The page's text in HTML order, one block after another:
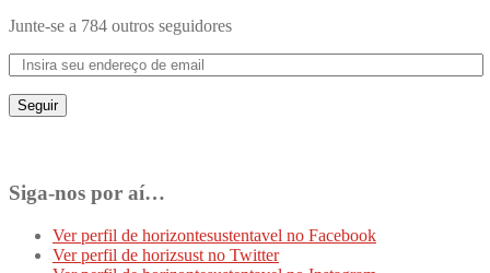
Junte-se a 784 outros seguidores
Seguir
Siga-nos por aí…
Ver perfil de horizontesustentavel no Facebook
Ver perfil de horizsust no Twitter